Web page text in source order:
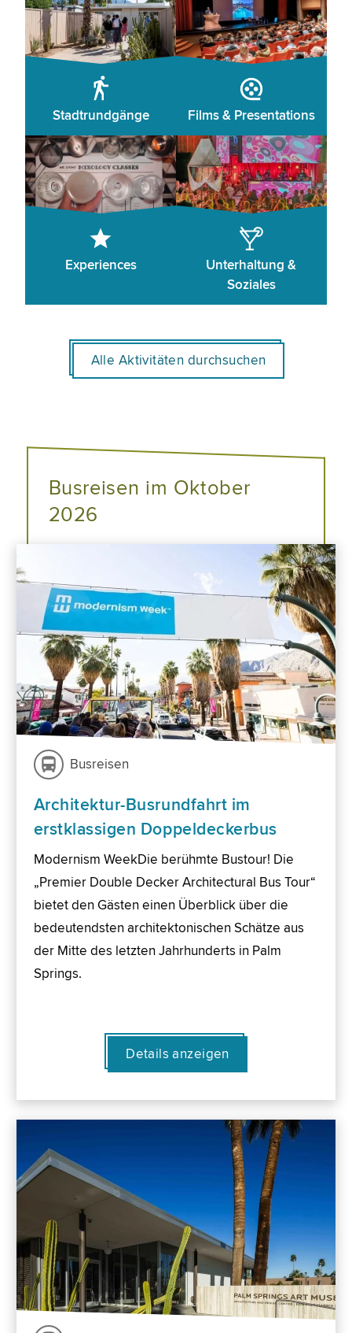
Stadtrundgänge Films & Presentations
Experiences
Unterhaltung &
Soziales
Alle Aktivitäten durchsuchen
Busreisen im Oktober
2026
Busreisen
Architektur-Busrundfahrt im
erstklassigen Doppeldeckerbus
Modernism WeekDie berühmte Bustour! Die
„Premier Double Decker Architectural Bus Tour“
bietet den Gästen einen Überblick über die
bedeutendsten architektonischen Schätze aus
der Mitte des letzten Jahrhunderts in Palm
Springs.
Details anzeigen